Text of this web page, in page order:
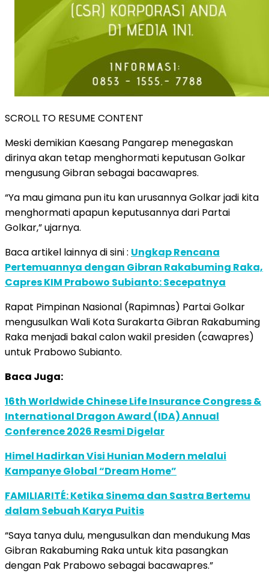
SCROLL TO RESUME CONTENT
Meski demikian Kaesang Pangarep menegaskan
dirinya akan tetap menghormati keputusan Golkar
mengusung Gibran sebagai bacawapres.
“Ya mau gimana pun itu kan urusannya Golkar jadi kita
menghormati apapun keputusannya dari Partai
Golkar,” ujarnya.
Baca artikel lainnya di sini : Ungkap Rencana
Pertemuannya dengan Gibran Rakabuming Raka,
Capres KIM Prabowo Subianto: Secepatnya
Rapat Pimpinan Nasional (Rapimnas) Partai Golkar
mengusulkan Wali Kota Surakarta Gibran Rakabuming
Raka menjadi bakal calon wakil presiden (cawapres)
untuk Prabowo Subianto.
Baca Juga:
16th Worldwide Chinese Life Insurance Congress &
International Dragon Award (IDA) Annual
Conference 2026 Resmi Digelar
Himel Hadirkan Visi Hunian Modern melalui
Kampanye Global “Dream Home”
FAMILIARITÉ: Ketika Sinema dan Sastra Bertemu
dalam Sebuah Karya Puitis
“Saya tanya dulu, mengusulkan dan mendukung Mas
Gibran Rakabuming Raka untuk kita pasangkan
dengan Pak Prabowo sebagai bacawapres.”